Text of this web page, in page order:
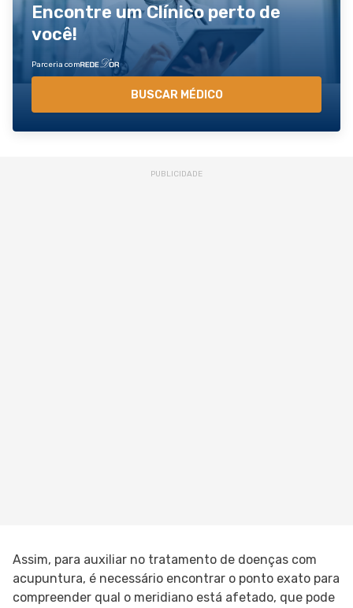
Encontre um Clínico perto de
você!
Parceria com
BUSCAR MÉDICO
Assim, para auxiliar no tratamento de doenças com
acupuntura, é necessário encontrar o ponto exato para
compreender qual o meridiano está afetado, que pode